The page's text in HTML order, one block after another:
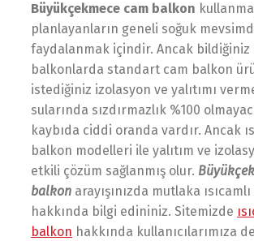
Büyükçekmece cam balkon
planlayanların geneli soğuk
faydalanmak içindir. Ancak bildiğiniz
balkonlarda standart cam balkon
istediğiniz izolasyon ve yalıtımı
sularında sızdırmazlık %100
kaybıda ciddi oranda vardır. Ancak
balkon modelleri ile yalıtım ve
etkili çözüm sağlanmış olur.
balkon arayışınızda mutlaka
hakkında bilgi edininiz. Sitemizde
balkon hakkında kullanıcılarımıza